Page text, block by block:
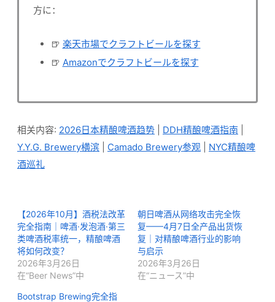
方に：
🍺 楽天市場でクラフトビールを探す
🍺 Amazonでクラフトビールを探す
相关内容: 2026日本精酿啤酒趋势 DDH精酿啤酒指南
Y.Y.G. Brewery横滨
Camado Brewery参观
NYC精酿啤
酒巡礼
【2026年10月】酒税法改革
完全指南｜啤酒·发泡酒·第三
类啤酒税率统一，精酿啤酒
将如何改变？
2026年3月26日
在“Beer News”中
朝日啤酒从网络攻击完全恢
复——4月7日全产品出货恢
复｜对精酿啤酒行业的影响
与启示
2026年3月26日
在“ニュース”中
Bootstrap Brewing完全指